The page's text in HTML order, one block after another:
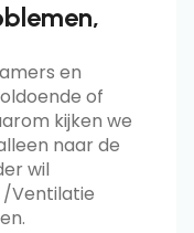
en
of
kijken we
naar de
wil
/Ventilatie
.